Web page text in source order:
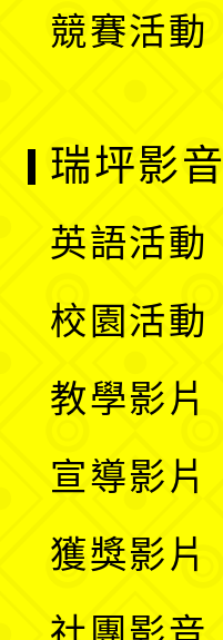
競賽活動
瑞坪影音
英語活動
校園活動
教學影片
宣導影片
獲獎影片